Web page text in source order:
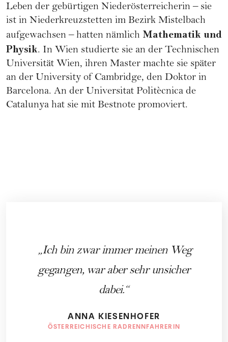
Leben der gebürtigen Niederösterreicherin – sie
ist in Niederkreuzstetten im Bezirk Mistelbach
aufgewachsen – hatten nämlich Mathematik und
Physik. In Wien studierte sie an der Technischen
Universität Wien, ihren Master machte sie später
an der University of Cambridge, den Doktor in
Barcelona. An der Universitat Politècnica de
Catalunya hat sie mit Bestnote promoviert.
Ich bin zwar immer meinen Weg
gegangen, war aber sehr unsicher
dabei.
ANNA KIESENHOFER
ÖSTERREICHISCHE RADRENNFAHRERIN